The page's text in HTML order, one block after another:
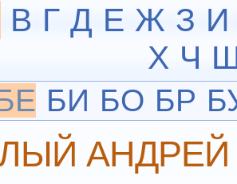
В Г Д Е Ж З И
Х Ч
БИ БО БР
АНДРЕЙ